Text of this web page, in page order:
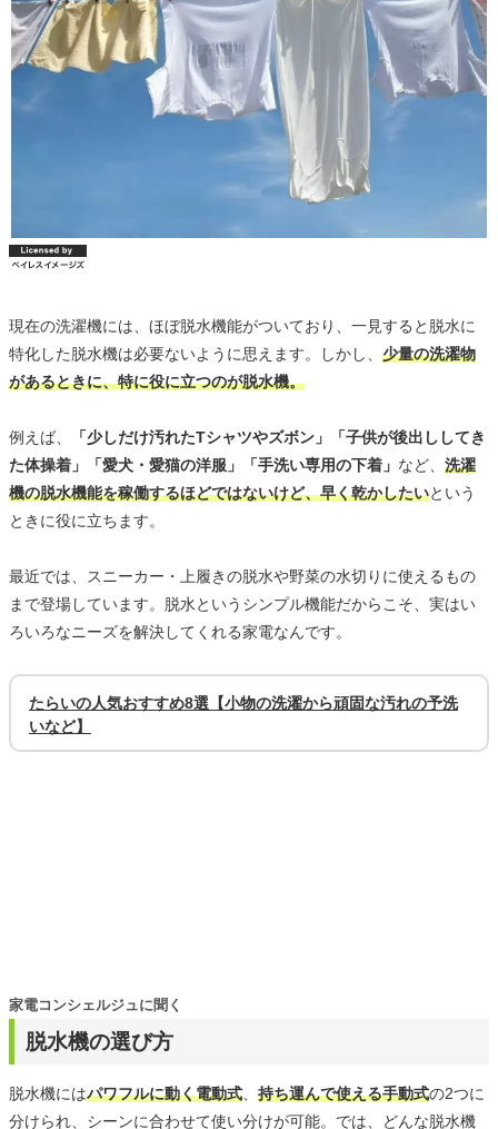
現在の洗濯機には、ほぼ脱水機能がついており、一見すると脱水に
特化した脱水機は必要ないように思えます。しかし、 少量の洗濯物
があるときに、特に役に立つのが脱水機。
例えば、
「少しだけ汚れたTシャツやズボン」「子供が後出ししてき
た体操着」「愛犬・愛猫の洋服」「手洗い専用の下着」 など、 洗濯
機の脱水機能を稼働するほどではないけど、早く乾かしたいという
ときに役に立ちます。
最近では、スニーカー・上履きの脱水や野菜の水切りに使えるもの
まで登場しています。脱水というシンプル機能だからこそ、実はい
ろいろなニーズを解決してくれる家電なんです。
たらいの人気おすすめ8選【小物の洗濯から頑固な汚れの予洗
いなど】
脱水機の選び方
家電コンシェルジュに聞く
脱水機にはパワフルに動く電動式、 持ち運んで使える手動式の2つに
分けられ、シーンに合わせて使い分けが可能。では、どんな脱水機